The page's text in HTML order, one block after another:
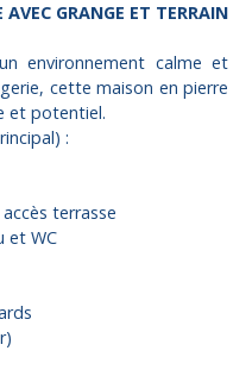
GRANGE ET TERRAIN
environnement calme et
cette maison en pierre
et potentiel.
:
terrasse
et WC